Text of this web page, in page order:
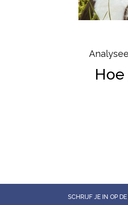
SCHRIJF JE IN OP